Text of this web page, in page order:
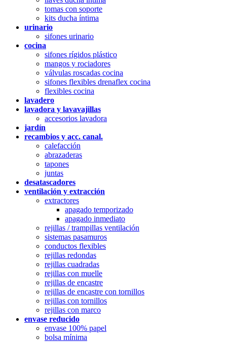
tomas con soporte
kits ducha íntima
urinario
sifones urinario
cocina
sifones rígidos plástico
mangos y rociadores
válvulas roscadas cocina
sifones flexibles drenaflex cocina
flexibles cocina
lavadero
lavadora y lavavajillas
accesorios lavadora
jardín
recambios y acc. canal.
calefacción
abrazaderas
tapones
juntas
desatascadores
ventilación y extracción
extractores
apagado temporizado
apagado inmediato
rejillas / trampillas ventilación
sistemas pasamuros
conductos flexibles
rejillas redondas
rejillas cuadradas
rejillas con muelle
rejillas de encastre
rejillas de encastre con tornillos
rejillas con tornillos
rejillas con marco
envase reducido
envase 100% papel
bolsa mínima